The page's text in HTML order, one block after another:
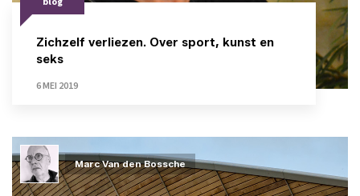
Zichzelf verliezen. Over sport, kunst en
seks
6 MEI 2019
Marc Van den Bossche